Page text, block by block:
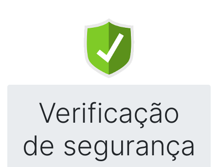
Verificação
de segurança